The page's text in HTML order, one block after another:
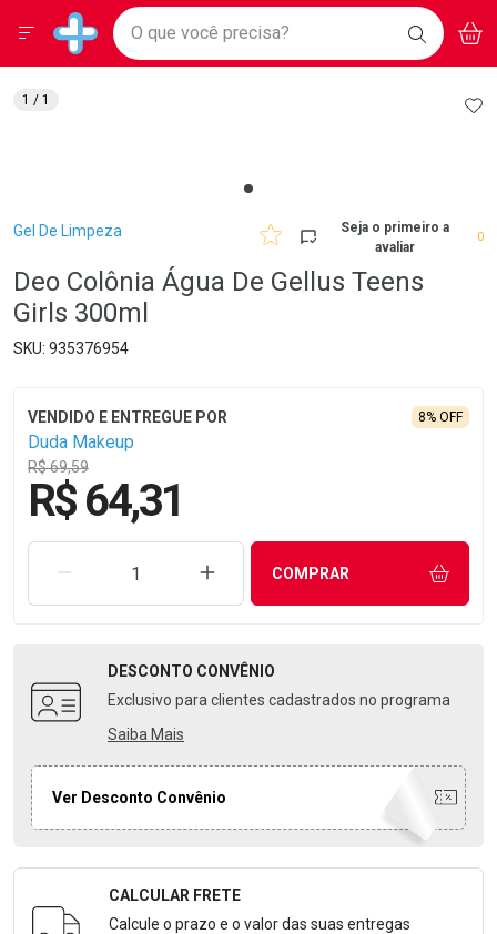
Drogarias Pacheco
Baixe nosso APP e aproveite Ofertas Exclusivas!
BAIXE
O APP
Ir direto para a home
pela página
Ir direto para o conteúdo
Ir direto para a busca
Ir direto para a conta
Faça a sua busca
O que você precisa? BUSCAR
Menu
Breadcrumb
Gel De Limpeza
Seja o primeiro a
avaliar
0
Deo Colônia Água De Gellus Teens
Girls 300ml
935376954
Duda Makeup
R$ 69,59
8% OFF
R$ 64,31
REMOVER UMA UNIDADEAUMENTAR UMA UNIDADE
COMPRAR
DESCONTO CONVÊNIO
Exclusivo para clientes cadastrados no programa
Saiba Mais
Ver Desconto Convênio
Formulário para Calcular o Frete
CALCULAR FRETE
Calcule o prazo e o valor das suas entregas
1 / 1